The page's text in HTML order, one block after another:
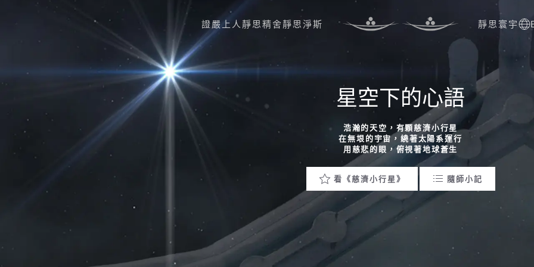
證嚴上人 靜思精舍靜思淨斯 靜思寰宇
星空下的心語
浩瀚的天空，有顆慈濟小行星
在無垠的宇宙，繞著太陽系運行
用慈悲的眼，俯視著地球蒼生
看《慈濟小行星》 隨師小記